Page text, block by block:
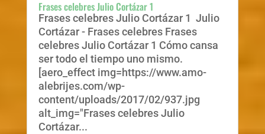
Frases celebres Julio Cortázar 1
Frases celebres Julio Cortázar 1 Julio
Cortázar - Frases celebres Frases
celebres Julio Cortázar 1 Cómo cansa
ser todo el tiempo uno mismo.
[aero_effect img=https://www.amo-
alebrijes.com/wp-
content/uploads/2017/02/937.jpg
alt_img="Frases celebres Julio
Cortázar...